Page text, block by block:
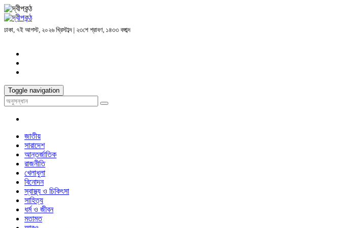
ঢাকা, ৭ই আগস্ট, ২০২৬ খ্রিস্টাব্দ | ২৩শে শ্রাবণ, ১৪৩৩ বঙ্গাব্দ
Toggle navigation
জাতীয়
সারাদেশ
আন্তর্জাতিক
রাজনীতি
খেলাধুলা
বিনোদন
স্বাস্থ্য ও চিকিৎসা
সাহিত্য
ধর্ম ও জীবন
মতামত